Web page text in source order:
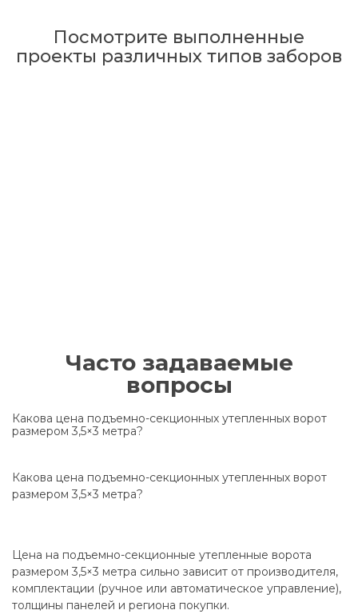
Посмотрите выполненные
проекты различных типов заборов
Часто задаваемые
вопросы
Какова цена подъемно-секционных утепленных ворот
размером 3,5×3 метра?
Какова цена подъемно-секционных утепленных ворот
размером 3,5×3 метра?
Цена на подъемно-секционные утепленные ворота
размером 3,5×3 метра сильно зависит от производителя,
комплектации (ручное или автоматическое управление),
толщины панелей и региона покупки.